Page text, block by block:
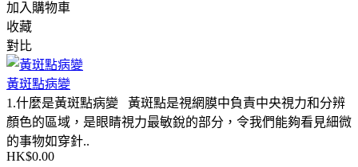
加入購物車
收藏
對比
黃斑點病變
1.什麼是黃斑點病變 黃斑點是視網膜中負責中央視力和分辨
顏色的區域，是眼睛視力最敏銳的部分，令我們能夠看見細微
的事物如穿針..
HK$0.00